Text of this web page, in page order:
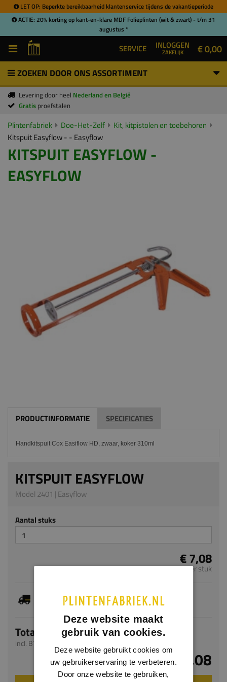
LET OP: Beperkte bereikbaarheid klantenservice tijdens de vakantieperiode
ACTIE: 20% korting op kant-en-klare MDF Folieplinten (wit & zwart) - t/m 31
augustus *
SERVICE INLOGGEN
ZAKELIJK € 0,00
ZOEKEN DOOR ONS ASSORTIMENT
Levering door heel Nederland en België
Gratis proefstalen
Plintenfabriek Doe-Het-Zelf
Kit, kitpistolen en toebehoren
Kitspuit Easyflow - - Easyflow
KITSPUIT EASYFLOW -
EASYFLOW
PRODUCTINFORMATIE SPECIFICATIES
Handkitspuit Cox Easiflow HD, zwaar, koker 310ml
KITSPUIT EASYFLOW
Model 2401 | Easyflow
Aantal stuks
€ 7,08
per stuk
Dit artikel is voorradig, de verwachte levertijd
bedraagt 1-3 werkdagen
Totaal
incl. BTW
€ 7,08
Deze website maakt
gebruik van cookies.
Deze website gebruikt cookies om
uw gebruikerservaring te verbeteren.
Door onze website te gebruiken,